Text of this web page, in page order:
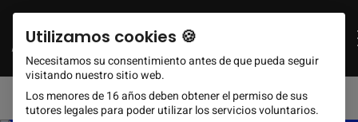
Schnellzugriff
+49 (0) 30 60 98 69 903
hello@gcfootwear.com
Lun - Vie 09:00 - 17:00
EN DE ES
Utilizamos cookies 🍪
Necesitamos su consentimiento antes de que pueda seguir
visitando nuestro sitio web.
Los menores de 16 años deben obtener el permiso de sus
tutores legales para poder utilizar los servicios voluntarios.